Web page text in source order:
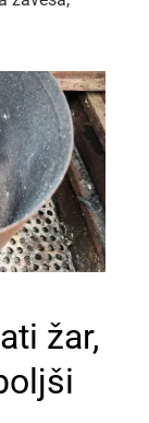
žar,